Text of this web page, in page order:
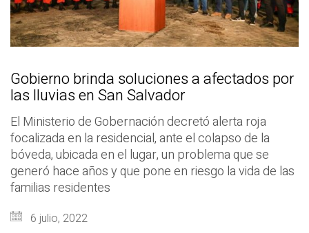
Gobierno brinda soluciones a afectados por
las lluvias en San Salvador
El Ministerio de Gobernación decretó alerta roja
focalizada en la residencial, ante el colapso de la
bóveda, ubicada en el lugar, un problema que se
generó hace años y que pone en riesgo la vida de las
familias residentes
6 julio, 2022